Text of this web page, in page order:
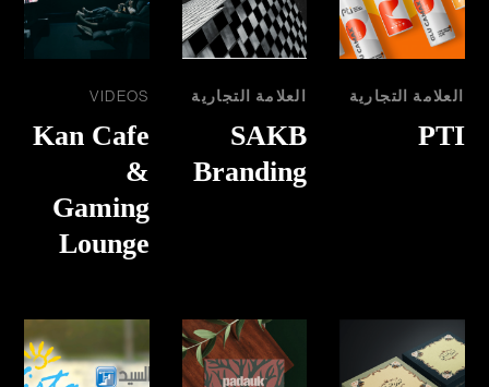
العلامة التجارية
PTI
العلامة التجارية
SAKB
Branding
VIDEOS
Kan Cafe
&
Gaming
Lounge